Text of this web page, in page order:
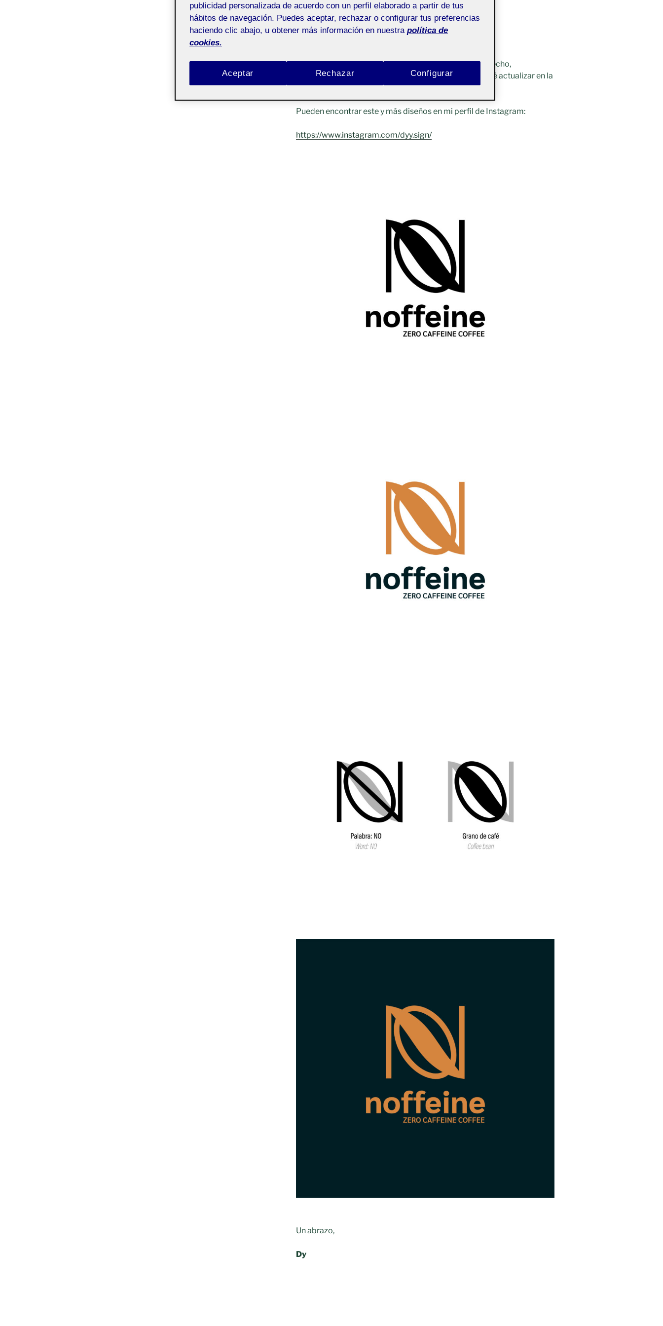
¡Hey, que tal!
Aquí les muestro algunos diseños personales que he hecho,
simplemente por compartir algo con ustedes. Intentaré actualizar en la
medida de lo posible a través de los posts
Pueden encontrar este y más diseños en mi perfil de Instagram:
https://www.instagram.com/dyy.sign/
Un abrazo,
Dy
publicidad personalizada de acuerdo con un perfil elaborado a partir de tus
hábitos de navegación. Puedes aceptar, rechazar o configurar tus preferencias
haciendo clic abajo, u obtener más información en nuestra política de
cookies.
Rechazar
Aceptar Configurar